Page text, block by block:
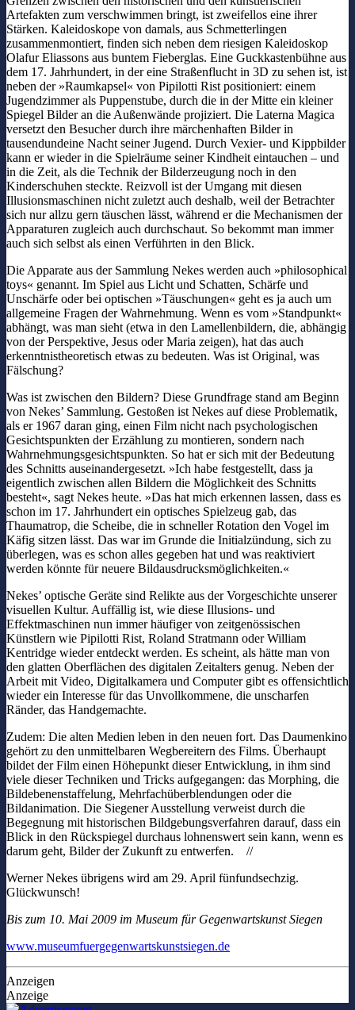
Artefakten zum verschwimmen bringt, ist zweifellos eine ihrer
Stärken. Kaleidoskope von damals, aus Schmetterlingen
zusammenmontiert, finden sich neben dem riesigen Kaleidoskop
Olafur Eliassons aus buntem Fieberglas. Eine Guckkastenbühne aus
dem 17. Jahrhundert, in der eine Straßenflucht in 3D zu sehen ist, ist
neben der »Raumkapsel« von Pipilotti Rist positioniert: einem
Jugendzimmer als Puppenstube, durch die in der Mitte ein kleiner
Spiegel Bilder an die Außenwände projiziert. Die Laterna Magica
versetzt den Besucher durch ihre märchenhaften Bilder in
tausendundeine Nacht seiner Jugend. Durch Vexier- und Kippbilder
kann er wieder in die Spielräume seiner Kindheit eintauchen – und
in die Zeit, als die Technik der Bilderzeugung noch in den
Kinderschuhen steckte. Reizvoll ist der Umgang mit diesen
Illusionsmaschinen nicht zuletzt auch deshalb, weil der Betrachter
sich nur allzu gern täuschen lässt, während er die Mechanismen der
Apparaturen zugleich auch durchschaut. So bekommt man immer
auch sich selbst als einen Verführten in den Blick.
Die Apparate aus der Sammlung Nekes werden auch »philosophical
toys« genannt. Im Spiel aus Licht und Schatten, Schärfe und
Unschärfe oder bei optischen »Täuschungen« geht es ja auch um
allgemeine Fragen der Wahrnehmung. Wenn es vom »Standpunkt«
abhängt, was man sieht (etwa in den Lamellenbildern, die, abhängig
von der Perspektive, Jesus oder Maria zeigen), hat das auch
erkenntnistheoretisch etwas zu bedeuten. Was ist Original, was
Fälschung?
Was ist zwischen den Bildern? Diese Grundfrage stand am Beginn
von Nekes’ Sammlung. Gestoßen ist Nekes auf diese Problematik,
als er 1967 daran ging, einen Film nicht nach psychologischen
Gesichtspunkten der Erzählung zu montieren, sondern nach
Wahrnehmungsgesichtspunkten. So hat er sich mit der Bedeutung
des Schnitts auseinandergesetzt. »Ich habe festgestellt, dass ja
eigentlich zwischen allen Bildern die Möglichkeit des Schnitts
besteht«, sagt Nekes heute. »Das hat mich erkennen lassen, dass es
schon im 17. Jahrhundert ein optisches Spielzeug gab, das
Thaumatrop, die Scheibe, die in schneller Rotation den Vogel im
Käfig sitzen lässt. Das war im Grunde die Initialzündung, sich zu
überlegen, was es schon alles gegeben hat und was reaktiviert
werden könnte für neuere Bildausdrucksmöglichkeiten.«
Nekes’ optische Geräte sind Relikte aus der Vorgeschichte unserer
visuellen Kultur. Auffällig ist, wie diese Illusions- und
Effektmaschinen nun immer häufiger von zeitgenössischen
Künstlern wie Pipilotti Rist, Roland Stratmann oder William
Kentridge wieder entdeckt werden. Es scheint, als hätte man von
den glatten Oberflächen des digitalen Zeitalters genug. Neben der
Arbeit mit Video, Digitalkamera und Computer gibt es offensichtlich
wieder ein Interesse für das Unvollkommene, die unscharfen
Ränder, das Handgemachte.
Zudem: Die alten Medien leben in den neuen fort. Das Daumenkino
gehört zu den unmittelbaren Wegbereitern des Films. Überhaupt
bildet der Film einen Höhepunkt dieser Entwicklung, in ihm sind
viele dieser Techniken und Tricks aufgegangen: das Morphing, die
Bildebenenstaffelung, Mehrfachüberblendungen oder die
Bildanimation. Die Siegener Ausstellung verweist durch die
Begegnung mit historischen Bildgebungsverfahren darauf, dass ein
Blick in den Rückspiegel durchaus lohnenswert sein kann, wenn es
darum geht, Bilder der Zukunft zu entwerfen. //
Werner Nekes übrigens wird am 29. April fünfundsechzig.
Glückwunsch!
Bis zum 10. Mai 2009 im Museum für Gegenwartskunst Siegen
www.museumfuergegenwartskunstsiegen.de
Anzeigen
Anzeige